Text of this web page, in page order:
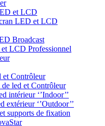
et LCD
LED et LCD
Broadcast
LCD Professionnel
et Contrôleur
led et Contrôleur
intérieur ‘’Indoor’’
extérieur ‘’Outdoor’’
supports de fixation